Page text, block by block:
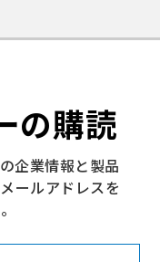
の購読
企業情報と製品
ールアドレスを